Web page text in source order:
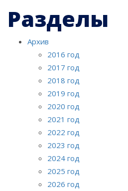
записям
Разделы
Архив
2016 год
2017 год
2018 год
2019 год
2020 год
2021 год
2022 год
2023 год
2024 год
2025 год
2026 год